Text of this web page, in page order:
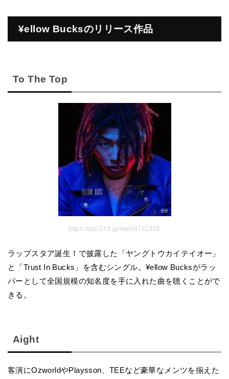
¥ellow Bucksのリリース作品
To The Top
https://uta.573.jp/item/4761355
ラップスタア誕生！で披露した「ヤングトウカイテイオー」
と「Trust In Bucks」を含むシングル。¥ellow Bucksがラッ
パーとして全国規模の知名度を手に入れた曲を聴くことがで
きる。
Aight
客演にOzworldやPlaysson、TEEなど豪華なメンツを揃えた